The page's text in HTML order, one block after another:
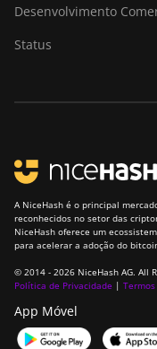
Desenvolvimento
Status
A NiceHash é o principal
reconhecidos no setor das
NiceHash oferece um
para acelerar a adoção do
© 2014 - 2026 NiceHash AG. All
Política de Privacidade |
App Móvel